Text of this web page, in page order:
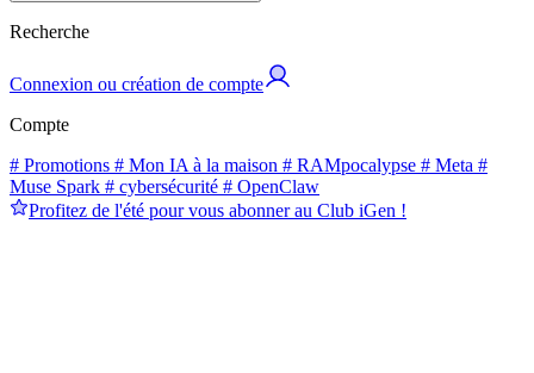
Recherche
Connexion ou création de compte
Compte
# Promotions # Mon IA à la maison # RAMpocalypse # Meta #
Muse Spark # cybersécurité # OpenClaw
Profitez de l'été pour vous abonner au Club iGen !